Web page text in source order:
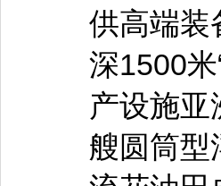
供高端装
深1500
产设施亚
艘圆筒型